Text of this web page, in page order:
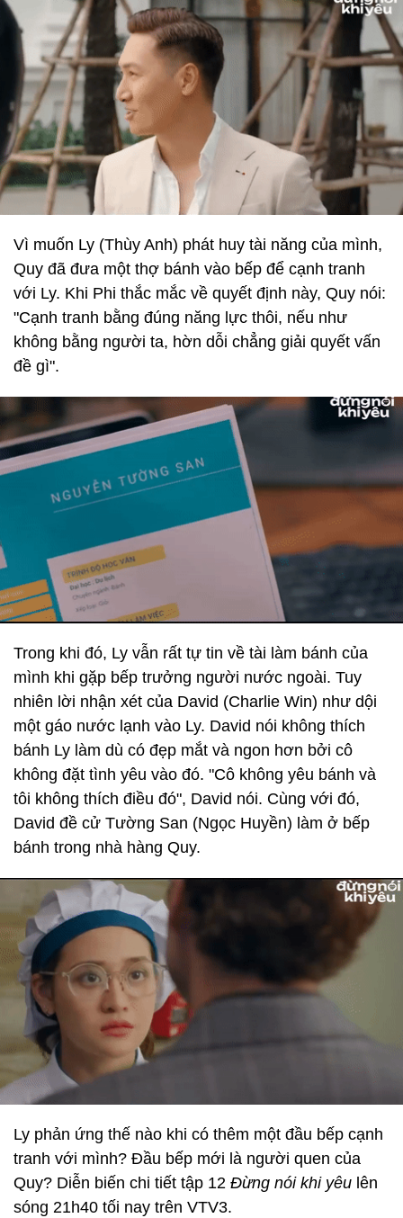
Vì muốn Ly (Thùy Anh) phát huy tài năng của mình,
Quy đã đưa một thợ bánh vào bếp để cạnh tranh
với Ly. Khi Phi thắc mắc về quyết định này, Quy nói:
"Cạnh tranh bằng đúng năng lực thôi, nếu như
không bằng người ta, hờn dỗi chẳng giải quyết vấn
đề gì".
Trong khi đó, Ly vẫn rất tự tin về tài làm bánh của
mình khi gặp bếp trưởng người nước ngoài. Tuy
nhiên lời nhận xét của David (Charlie Win) như dội
một gáo nước lạnh vào Ly. David nói không thích
bánh Ly làm dù có đẹp mắt và ngon hơn bởi cô
không đặt tình yêu vào đó. "Cô không yêu bánh và
tôi không thích điều đó", David nói. Cùng với đó,
David đề cử Tường San (Ngọc Huyền) làm ở bếp
bánh trong nhà hàng Quy.
Ly phản ứng thế nào khi có thêm một đầu bếp cạnh
tranh với mình? Đầu bếp mới là người quen của
Quy? Diễn biến chi tiết tập 12 Đừng nói khi yêu lên
sóng 21h40 tối nay trên VTV3.